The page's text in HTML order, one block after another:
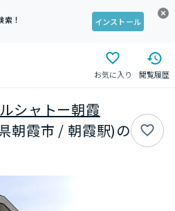
索！
インストール
お気に入り 閲覧履歴
シャトー朝霞
朝霞市 / 朝霞駅)の